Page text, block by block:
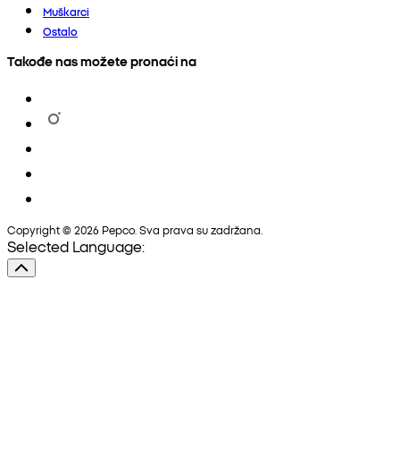
Muškarci
Ostalo
Takođe nas možete pronaći na
Copyright © 2026 Pepco. Sva prava su zadržana.
Selected Language: